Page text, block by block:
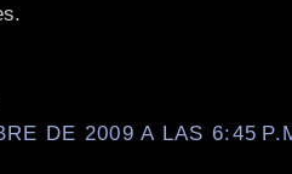
DE 2009 A LAS 6:45